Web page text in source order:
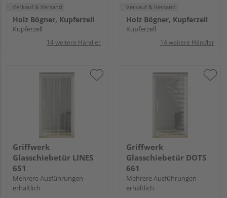
Verkauf & Versand
Holz Bögner, Kupferzell
Kupferzell
14 weitere Händler
Verkauf & Versand
Holz Bögner, Kupferzell
Kupferzell
14 weitere Händler
Griffwerk
Glasschiebetür LINES
651
Mehrere Ausführungen
erhältlich
Griffwerk
Glasschiebetür DOTS
661
Mehrere Ausführungen
erhältlich